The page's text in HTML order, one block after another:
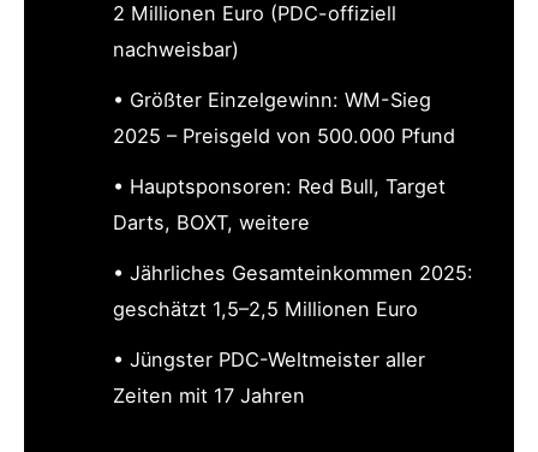
2 Millionen Euro (PDC-offiziell
nachweisbar)
• Größter Einzelgewinn: WM-Sieg
2025 – Preisgeld von 500.000 Pfund
• Hauptsponsoren: Red Bull, Target
Darts, BOXT, weitere
• Jährliches Gesamteinkommen 2025:
geschätzt 1,5–2,5 Millionen Euro
• Jüngster PDC-Weltmeister aller
Zeiten mit 17 Jahren